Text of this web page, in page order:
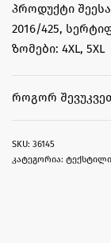
პროდუქტი
2016/425,
ზომები: 4XL, 5XL
ᲠᲝᲒᲝᲠ
36145
კატეგორია: ტექსტილი